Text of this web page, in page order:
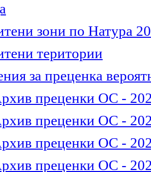
зони по Натура
територии
за преценка
преценки ОС -
преценки ОС -
преценки ОС -
преценки ОС -